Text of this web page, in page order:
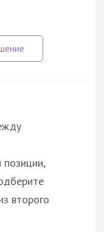
второго